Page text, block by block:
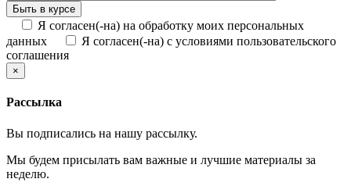
Я согласен(-на) на обработку моих персональных
данных
Я согласен(-на) с условиями пользовательского
соглашения
×
Рассылка
Вы подписались на нашу рассылку.
Мы будем присылать вам важные и лучшие материалы за
неделю.